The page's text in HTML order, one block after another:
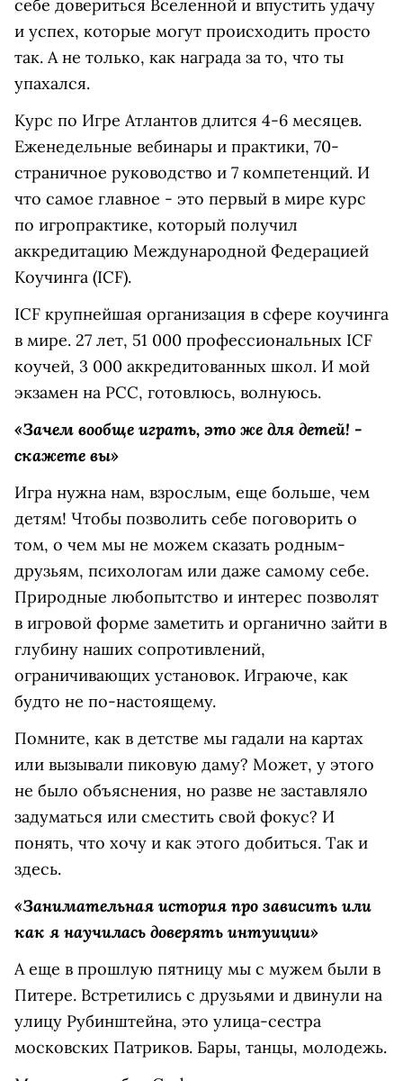
себе довериться Вселенной и впустить удачу
и успех, которые могут происходить просто
так. А не только, как награда за то, что ты
упахался.
Курс по Игре Атлантов длится 4-6 месяцев.
Еженедельные вебинары и практики, 70-
страничное руководство и 7 компетенций. И
что самое главное - это первый в мире курс
по игропрактике, который получил
аккредитацию Международной Федерацией
Коучинга (ICF).
ICF крупнейшая организация в сфере коучинга
в мире. 27 лет, 51 000 профессиональных ICF
коучей, 3 000 аккредитованных школ. И мой
экзамен на PСС, готовлюсь, волнуюсь.
«Зачем вообще играть, это же для детей! -
скажете вы»
Игра нужна нам, взрослым, еще больше, чем
детям! Чтобы позволить себе поговорить о
том, о чем мы не можем сказать родным-
друзьям, психологам или даже самому себе.
Природные любопытство и интерес позволят
в игровой форме заметить и органично зайти в
глубину наших сопротивлений,
ограничивающих установок. Играюче, как
будто не по-настоящему.
Помните, как в детстве мы гадали на картах
или вызывали пиковую даму? Может, у этого
не было объяснения, но разве не заставляло
задуматься или сместить свой фокус? И
понять, что хочу и как этого добиться. Так и
здесь.
«Занимательная история про зависить или
как я научилась доверять интуиции»
А еще в прошлую пятницу мы с мужем были в
Питере. Встретились с друзьями и двинули на
улицу Рубинштейна, это улица-сестра
московских Патриков. Бары, танцы, молодежь.